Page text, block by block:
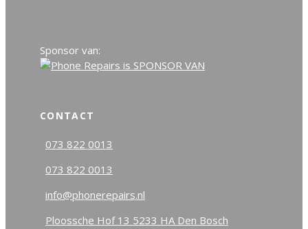
Sponsor van:
CONTACT
073 822 0013
073 822 0013
info@phonerepairs.nl
Ploossche Hof 13 5233 HA Den Bosch